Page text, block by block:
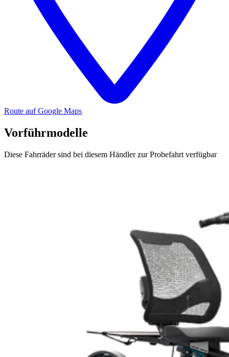
Route auf Google Maps
Vorführmodelle
Diese Fahrräder sind bei diesem Händler zur Probefahrt verfügbar